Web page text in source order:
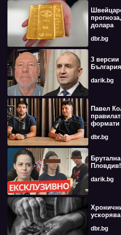
долара
dbr.bg
3 версии
darik.bg
Павел
формати
dbr.bg
darik.bg
dbr.bg